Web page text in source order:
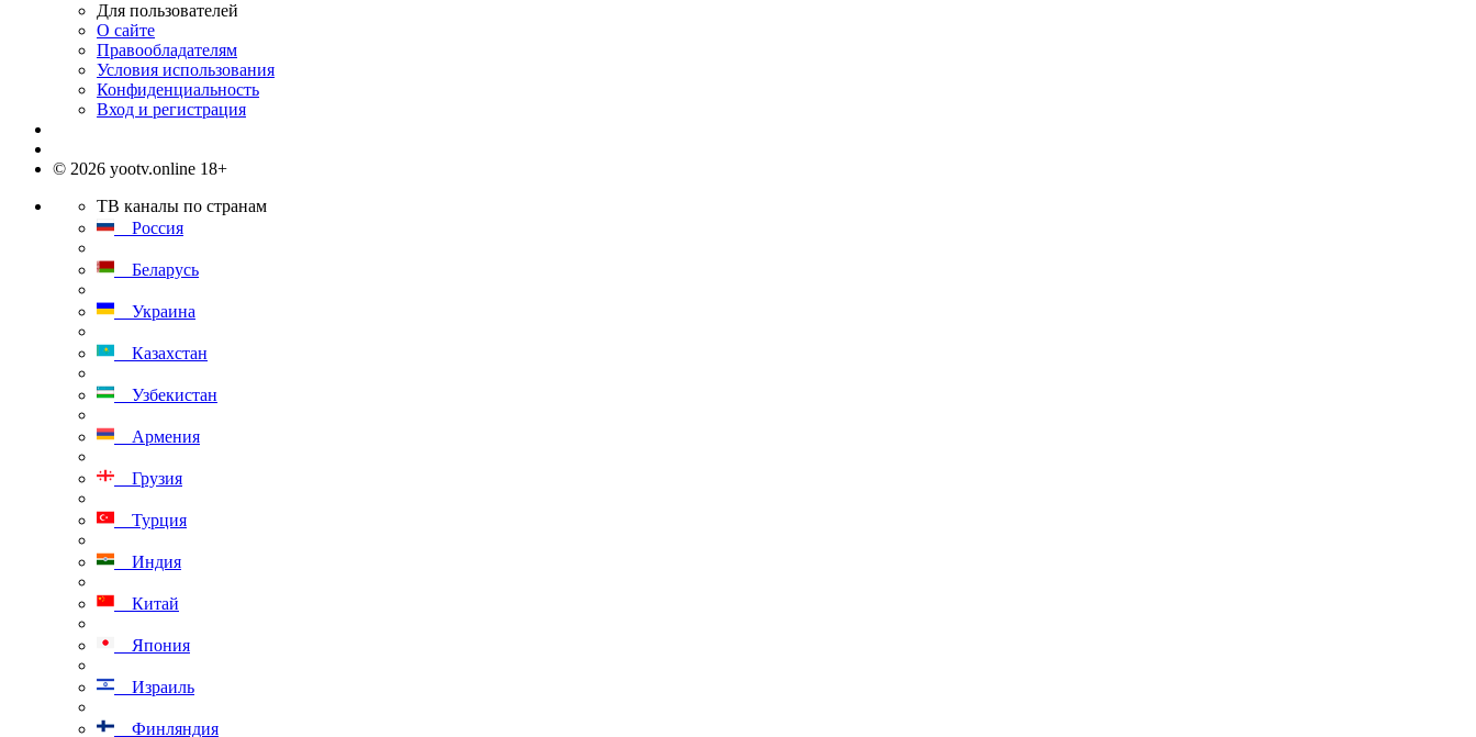
Для пользователей
О сайте
Правообладателям
Условия использования
Конфиденциальность
Вход и регистрация
© 2026 yootv.online 18+
ТВ каналы по странам
Россия
Беларусь
Украина
Казахстан
Узбекистан
Армения
Грузия
Турция
Индия
Китай
Япония
Израиль
Финляндия